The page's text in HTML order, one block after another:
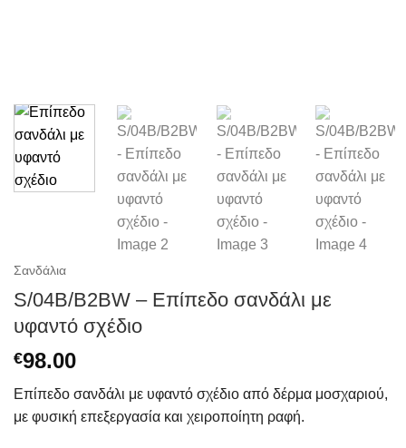
Σανδάλια
S/04B/B2BW – Επίπεδο σανδάλι με
υφαντό σχέδιο
€98.00
Επίπεδο σανδάλι με υφαντό σχέδιο από δέρμα μοσχαριού,
με φυσική επεξεργασία και χειροποίητη ραφή.